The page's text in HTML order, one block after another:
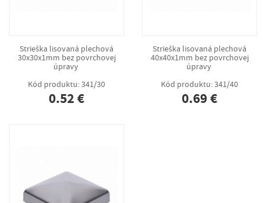
Strieška lisovaná plechová
30x30x1mm bez povrchovej
úpravy
Kód produktu: 341/30
0.52 €
Strieška lisovaná plechová
40x40x1mm bez povrchovej
úpravy
Kód produktu: 341/40
0.69 €